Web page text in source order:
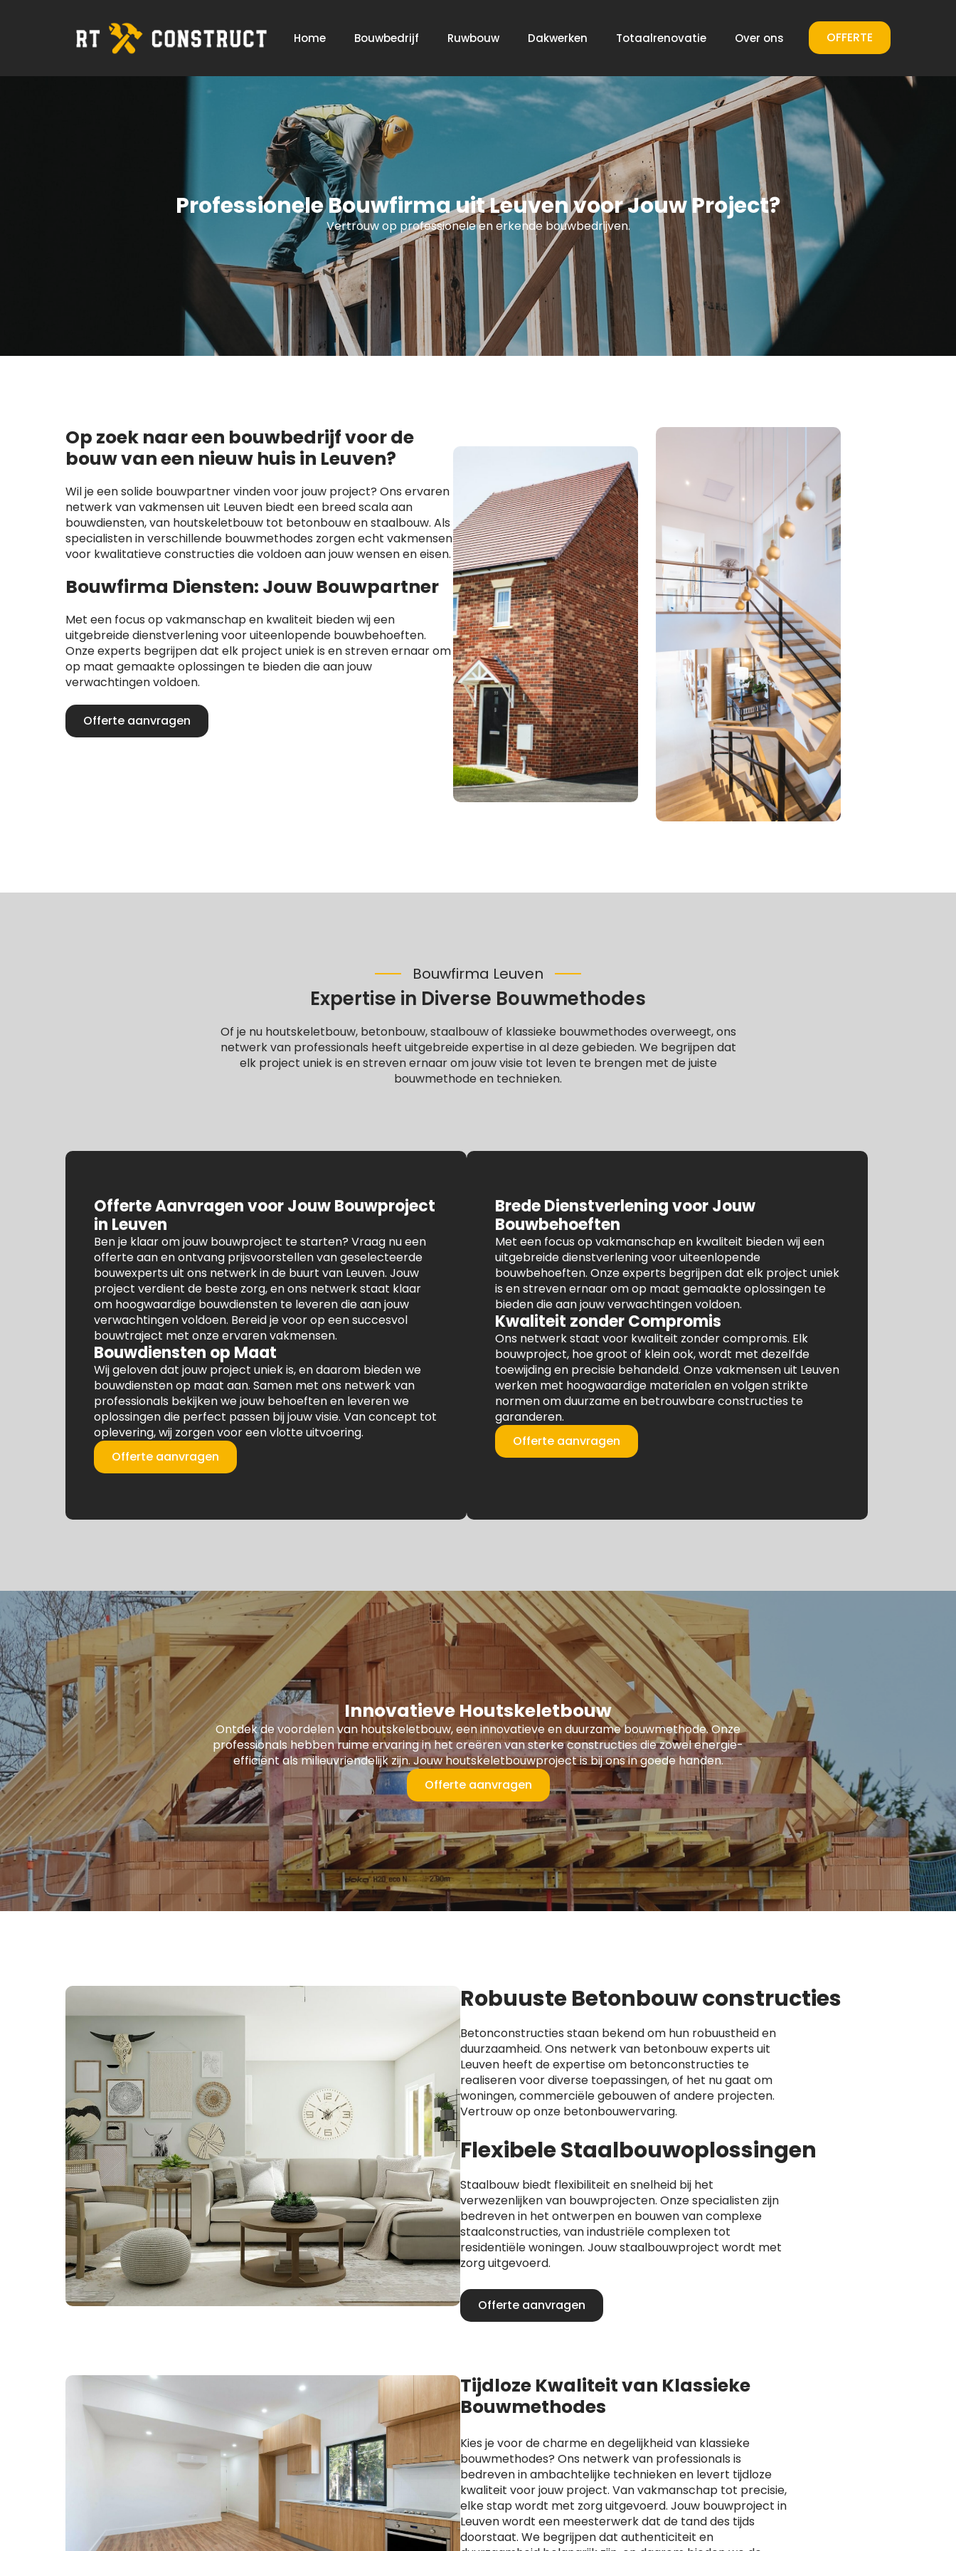
Home Bouwbedrijf Ruwbouw Dakwerken Totaalrenovatie Over ons OFFERTE
Professionele Bouwfirma uit Leuven voor Jouw Project?
Vertrouw op professionele en erkende bouwbedrijven.
Op zoek naar een bouwbedrijf voor de
bouw van een nieuw huis in Leuven?
Wil je een solide bouwpartner vinden voor jouw project? Ons ervaren
netwerk van vakmensen uit Leuven biedt een breed scala aan
bouwdiensten, van houtskeletbouw tot betonbouw en staalbouw. Als
specialisten in verschillende bouwmethodes zorgen echt vakmensen
voor kwalitatieve constructies die voldoen aan jouw wensen en eisen.
Bouwfirma Diensten: Jouw Bouwpartner
Met een focus op vakmanschap en kwaliteit bieden wij een
uitgebreide dienstverlening voor uiteenlopende bouwbehoeften.
Onze experts begrijpen dat elk project uniek is en streven ernaar om
op maat gemaakte oplossingen te bieden die aan jouw
verwachtingen voldoen.
Offerte aanvragen
Bouwfirma Leuven
Expertise in Diverse Bouwmethodes
Of je nu houtskeletbouw, betonbouw, staalbouw of klassieke bouwmethodes overweegt, ons
netwerk van professionals heeft uitgebreide expertise in al deze gebieden. We begrijpen dat
elk project uniek is en streven ernaar om jouw visie tot leven te brengen met de juiste
bouwmethode en technieken.
Offerte Aanvragen voor Jouw Bouwproject
in Leuven
Ben je klaar om jouw bouwproject te starten? Vraag nu een
offerte aan en ontvang prijsvoorstellen van geselecteerde
bouwexperts uit ons netwerk in de buurt van Leuven. Jouw
project verdient de beste zorg, en ons netwerk staat klaar
om hoogwaardige bouwdiensten te leveren die aan jouw
verwachtingen voldoen. Bereid je voor op een succesvol
bouwtraject met onze ervaren vakmensen.
Bouwdiensten op Maat
Wij geloven dat jouw project uniek is, en daarom bieden we
bouwdiensten op maat aan. Samen met ons netwerk van
professionals bekijken we jouw behoeften en leveren we
oplossingen die perfect passen bij jouw visie. Van concept tot
oplevering, wij zorgen voor een vlotte uitvoering.
Offerte aanvragen
Brede Dienstverlening voor Jouw
Bouwbehoeften
Met een focus op vakmanschap en kwaliteit bieden wij een
uitgebreide dienstverlening voor uiteenlopende
bouwbehoeften. Onze experts begrijpen dat elk project uniek
is en streven ernaar om op maat gemaakte oplossingen te
bieden die aan jouw verwachtingen voldoen.
Kwaliteit zonder Compromis
Ons netwerk staat voor kwaliteit zonder compromis. Elk
bouwproject, hoe groot of klein ook, wordt met dezelfde
toewijding en precisie behandeld. Onze vakmensen uit Leuven
werken met hoogwaardige materialen en volgen strikte
normen om duurzame en betrouwbare constructies te
garanderen.
Offerte aanvragen
Innovatieve Houtskeletbouw
Ontdek de voordelen van houtskeletbouw, een innovatieve en duurzame bouwmethode. Onze
professionals hebben ruime ervaring in het creëren van sterke constructies die zowel energie-
efficiënt als milieuvriendelijk zijn. Jouw houtskeletbouwproject is bij ons in goede handen.
Offerte aanvragen
Robuuste Betonbouw constructies
Betonconstructies staan bekend om hun robuustheid en
duurzaamheid. Ons netwerk van betonbouw experts uit
Leuven heeft de expertise om betonconstructies te
realiseren voor diverse toepassingen, of het nu gaat om
woningen, commerciële gebouwen of andere projecten.
Vertrouw op onze betonbouwervaring.
Flexibele Staalbouwoplossingen
Staalbouw biedt flexibiliteit en snelheid bij het
verwezenlijken van bouwprojecten. Onze specialisten zijn
bedreven in het ontwerpen en bouwen van complexe
staalconstructies, van industriële complexen tot
residentiële woningen. Jouw staalbouwproject wordt met
zorg uitgevoerd.
Offerte aanvragen
Tijdloze Kwaliteit van Klassieke
Bouwmethodes
Kies je voor de charme en degelijkheid van klassieke
bouwmethodes? Ons netwerk van professionals is
bedreven in ambachtelijke technieken en levert tijdloze
kwaliteit voor jouw project. Van vakmanschap tot precisie,
elke stap wordt met zorg uitgevoerd. Jouw bouwproject in
Leuven wordt een meesterwerk dat de tand des tijds
doorstaat. We begrijpen dat authenticiteit en